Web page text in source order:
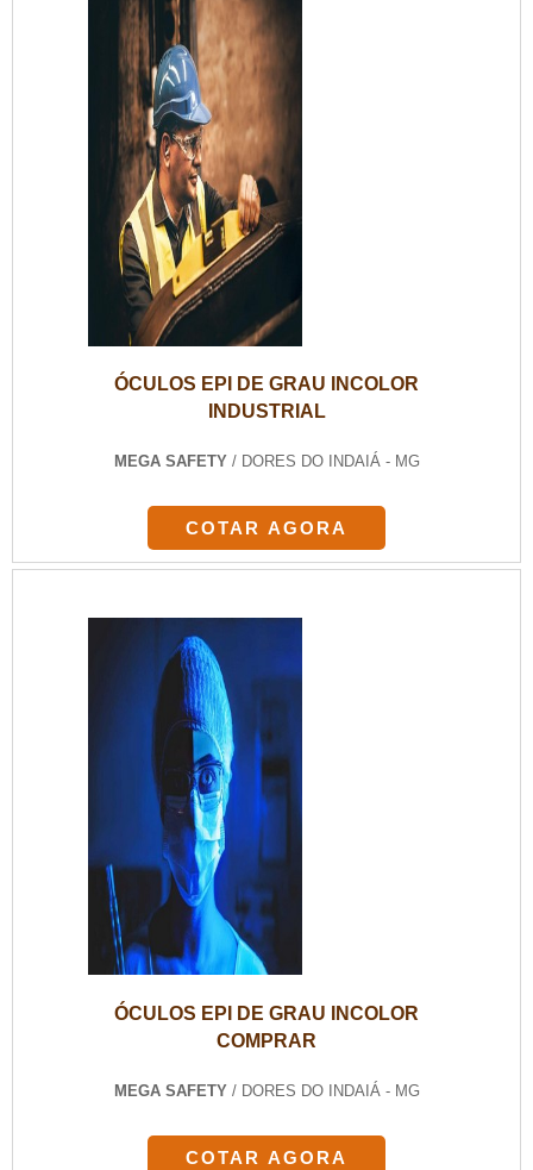
ÓCULOS EPI DE GRAU INCOLOR
INDUSTRIAL
MEGA SAFETY / DORES DO INDAIÁ - MG
COTAR AGORA
ÓCULOS EPI DE GRAU INCOLOR
COMPRAR
MEGA SAFETY / DORES DO INDAIÁ - MG
COTAR AGORA